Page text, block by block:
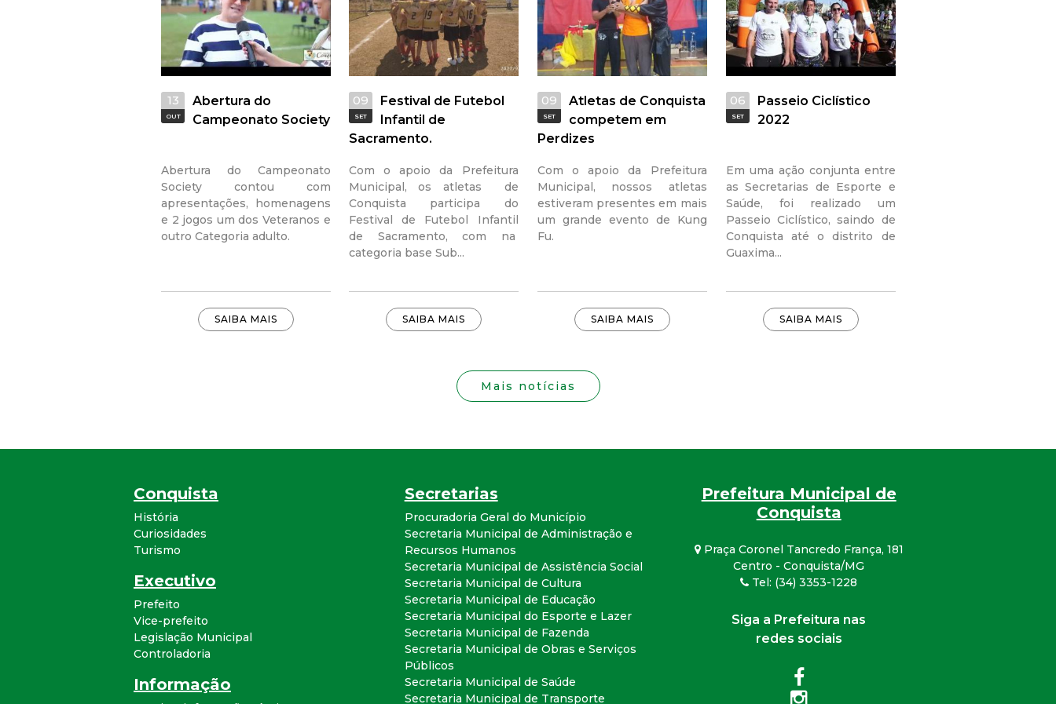
a
l
d
e
C
o
n
q
u
M
G
13
OUT
Abertura do
Campeonato Society
Abertura do Campeonato
Society contou com
apresentações, homenagens
e 2 jogos um dos Veteranos e
outro Categoria adulto.
SAIBA MAIS
09
SET
Festival de Futebol
Infantil de
Sacramento.
Com o apoio da Prefeitura
Municipal, os atletas de
Conquista participa do
Festival de Futebol Infantil
de Sacramento, com na
categoria base Sub...
SAIBA MAIS
09
SET
Atletas de Conquista
competem em
Perdizes
Com o apoio da Prefeitura
Municipal, nossos atletas
estiveram presentes em mais
um grande evento de Kung
Fu.
SAIBA MAIS
06
SET
Passeio Ciclístico
2022
Em uma ação conjunta entre
as Secretarias de Esporte e
Saúde, foi realizado um
Passeio Ciclístico, saindo de
Conquista até o distrito de
Guaxima...
SAIBA MAIS
Mais notícias
Conquista
História
Curiosidades
Turismo
Executivo
Prefeito
Vice-prefeito
Legislação Municipal
Controladoria
Informação
Secretarias
Procuradoria Geral do Município
Secretaria Municipal de Administração e
Recursos Humanos
Secretaria Municipal de Assistência Social
Secretaria Municipal de Cultura
Secretaria Municipal de Educação
Secretaria Municipal do Esporte e Lazer
Secretaria Municipal de Fazenda
Secretaria Municipal de Obras e Serviços
Públicos
Secretaria Municipal de Saúde
Secretaria Municipal de Transporte
Prefeitura Municipal de
Conquista
Praça Coronel Tancredo França, 181
Centro - Conquista/MG
Tel: (34) 3353-1228
Siga a Prefeitura nas
redes sociais